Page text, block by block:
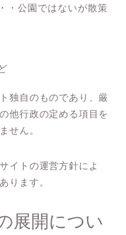
・公園ではないが散策
独自のものであり、厳
他行政の定める項目を
せん。
イトの運営方針によ
ります。
展開につい